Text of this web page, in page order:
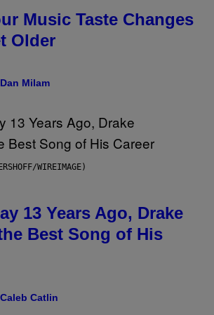
Music Taste Changes
Older
Dan Milam
WIREIMAGE)
13 Years Ago, Drake
Best Song of His
Caleb Catlin